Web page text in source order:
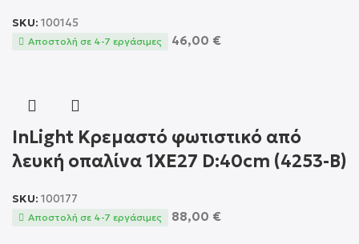
SKU: 100145
Αποστολή σε 4-7 εργάσιμες 46,00 €
InLight Κρεμαστό φωτιστικό από
λευκή οπαλίνα 1XE27 D:40cm (4253-Β)
SKU: 100177
Αποστολή σε 4-7 εργάσιμες 88,00 €